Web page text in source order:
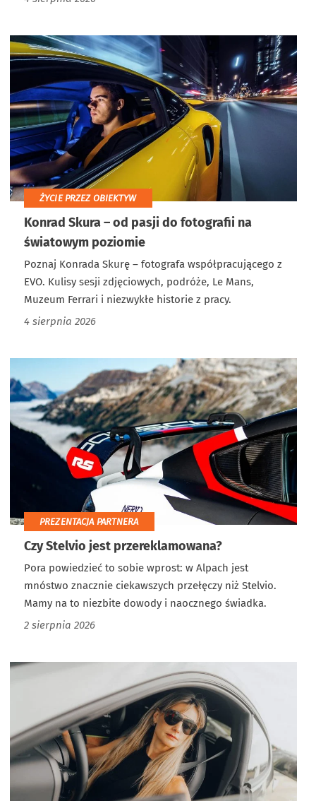
ŻYCIE PRZEZ OBIEKTYW
Konrad Skura – od pasji do fotografii na
światowym poziomie
Poznaj Konrada Skurę – fotografa współpracującego z
EVO. Kulisy sesji zdjęciowych, podróże, Le Mans,
Muzeum Ferrari i niezwykłe historie z pracy.
4 sierpnia 2026
PREZENTACJA PARTNERA
Czy Stelvio jest przereklamowana?
Pora powiedzieć to sobie wprost: w Alpach jest
mnóstwo znacznie ciekawszych przełęczy niż Stelvio.
Mamy na to niezbite dowody i naocznego świadka.
2 sierpnia 2026